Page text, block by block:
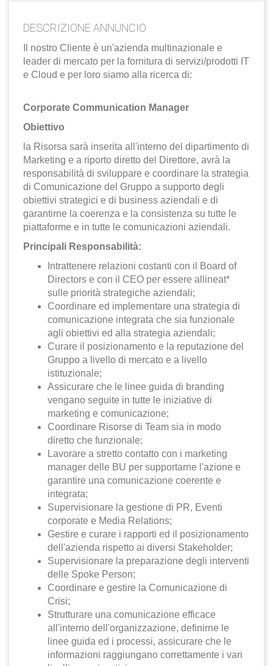
FR
DE
ES
PT
DESCRIZIONE ANNUNCIO
Il nostro Cliente è un'azienda multinazionale e
leader di mercato per la fornitura di servizi/prodotti IT
e Cloud e per loro siamo alla ricerca di:
Corporate Communication Manager
Obiettivo
la Risorsa sarà inserita all'interno del dipartimento di
Marketing e a riporto diretto del Direttore, avrà la
responsabilità di sviluppare e coordinare la strategia
di Comunicazione del Gruppo a supporto degli
obiettivi strategici e di business aziendali e di
garantirne la coerenza e la consistenza su tutte le
piattaforme e in tutte le comunicazioni aziendali.
Principali Responsabilità:
Intrattenere relazioni costanti con il Board of
Directors e con il CEO per essere allineat*
sulle priorità strategiche aziendali;
Coordinare ed implementare una strategia di
comunicazione integrata che sia funzionale
agli obiettivi ed alla strategia aziendali;
Curare il posizionamento e la reputazione del
Gruppo a livello di mercato e a livello
istituzionale;
Assicurare che le linee guida di branding
vengano seguite in tutte le iniziative di
marketing e comunicazione;
Coordinare Risorse di Team sia in modo
diretto che funzionale;
Lavorare a stretto contatto con i marketing
manager delle BU per supportarne l'azione e
garantire una comunicazione coerente e
integrata;
Supervisionare la gestione di PR, Eventi
corporate e Media Relations;
Gestire e curare i rapporti ed il posizionamento
dell'azienda rispetto ai diversi Stakeholder;
Supervisionare la preparazione degli interventi
delle Spoke Person;
Coordinare e gestire la Comunicazione di
Crisi;
Strutturare una comunicazione efficace
all'interno dell'organizzazione, definirne le
linee guida ed i processi, assicurare che le
informazioni raggiungano correttamente i vari